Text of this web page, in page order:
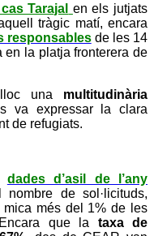
Tarajal en els jutjats
tràgic matí, encara
responsablesde les 14
en la platja fronterera de
una multitudinària
va expressar la clara
de refugiats.
dades d’asil de l’any
de sol·licituds,
mica més del 1% de les
que la taxa de